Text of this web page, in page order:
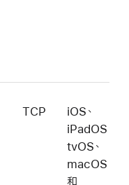
TCP
iOS、
iPadOS、
tvOS、
macOS
和